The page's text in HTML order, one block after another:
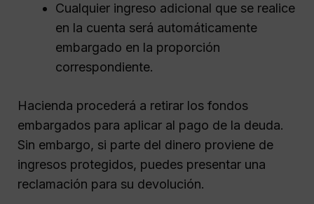
Cualquier ingreso adicional que se realice
en la cuenta será automáticamente
embargado en la proporción
correspondiente.
Hacienda procederá a retirar los fondos
embargados para aplicar al pago de la deuda.
Sin embargo, si parte del dinero proviene de
ingresos protegidos, puedes presentar una
reclamación para su devolución.